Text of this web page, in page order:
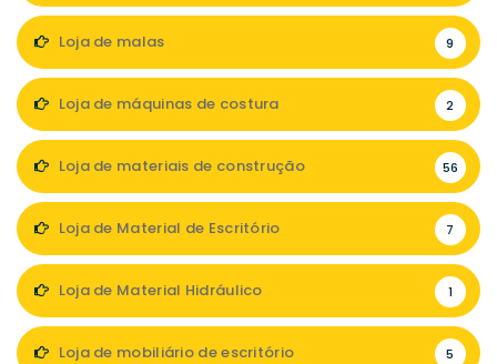
Loja de malas 9
Loja de máquinas de costura 2
Loja de materiais de construção 56
Loja de Material de Escritório 7
Loja de Material Hidráulico 1
Loja de mobiliário de escritório 5